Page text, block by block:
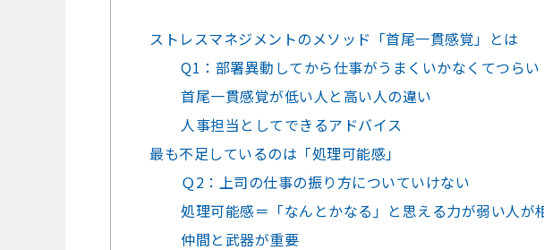
ストレスマネジメントのメソッド「首尾一貫感覚」とは
Q1：部署異動してから仕事がうまくいかなくてつらい
首尾一貫感覚が低い人と高い人の違い
人事担当としてできるアドバイス
最も不足しているのは「処理可能感」
Ｑ2：上司の仕事の振り方についていけない
処理可能感＝「なんとかなる」と思える力が弱い人が
仲間と武器が重要